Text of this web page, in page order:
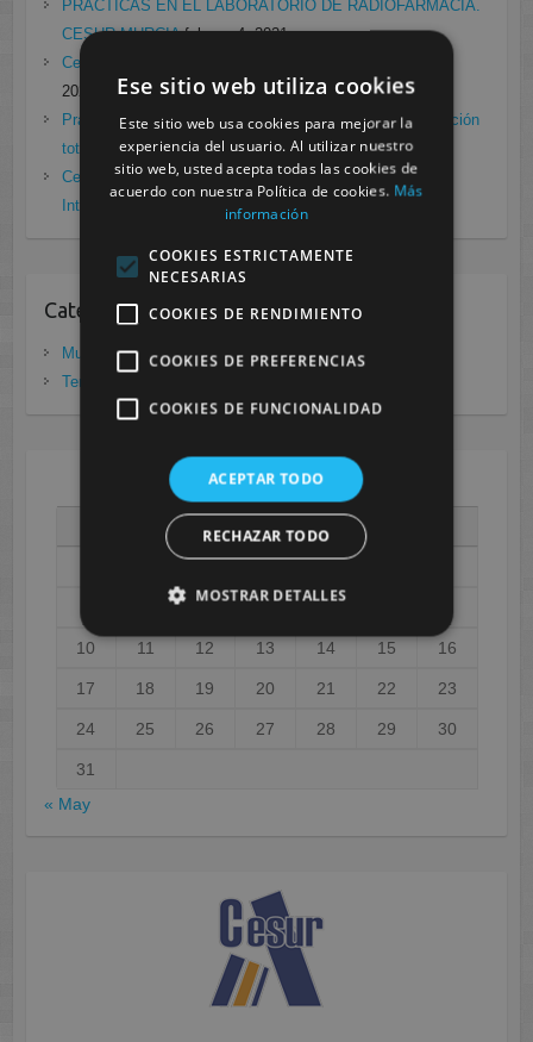
PRÁCTICAS EN EL LABORATORIO DE RADIOFARMACIA.
CESUR MURCIA febrero 4, 2021
Cesur Murcia en directo con Pedro G. Aguado.
2021
Prácticas de Radiología Simple en Cesur Murcia. Protección
total frente a Covid19 enero 26, 2021
Cesur Murcia: Premio Especial FP, XIII Congreso
Internacional Enfermedades raras
Categorias
Murcia
(281)
Tenerife
AGOSTO 2026
X J V
5 6 7
10 11 12 13 14 15 16
17 18 19 20 21 22 23
24 25 26 27 28 29 30
31
« May
Ese sitio web utiliza cookies
Este sitio web usa cookies para mejorar la
experiencia del usuario. Al utilizar nuestro
sitio web, usted acepta todas las cookies de
acuerdo con nuestra Política de cookies. Más
información
COOKIES ESTRICTAMENTE
NECESARIAS
COOKIES DE RENDIMIENTO
COOKIES DE PREFERENCIAS
COOKIES DE FUNCIONALIDAD
ACEPTAR TODO
RECHAZAR TODO
MOSTRAR DETALLES